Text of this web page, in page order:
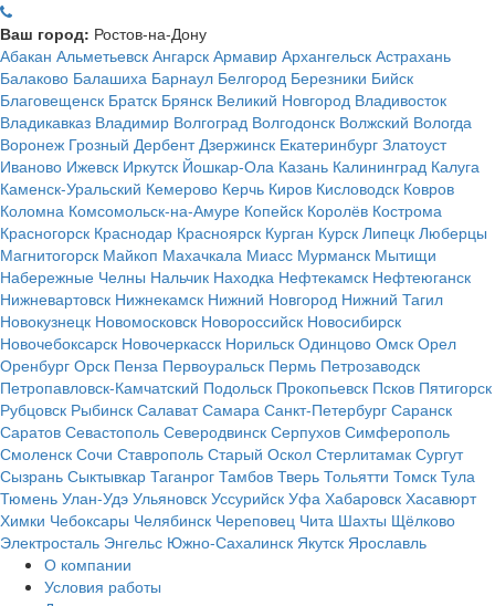
Ваш город: Ростов-на-Дону
Абакан Альметьевск Ангарск Армавир Архангельск Астрахань
Балаково Балашиха Барнаул Белгород Березники Бийск
Благовещенск Братск Брянск Великий Новгород Владивосток
Владикавказ Владимир Волгоград Волгодонск Волжский Вологда
Воронеж Грозный Дербент Дзержинск Екатеринбург Златоуст
Иваново Ижевск Иркутск Йошкар-Ола Казань Калининград Калуга
Каменск-Уральский Кемерово Керчь Киров Кисловодск Ковров
Коломна Комсомольск-на-Амуре Копейск Королёв Кострома
Красногорск Краснодар Красноярск Курган Курск Липецк Люберцы
Магнитогорск Майкоп Махачкала Миасс Мурманск Мытищи
Набережные Челны Нальчик Находка Нефтекамск Нефтеюганск
Нижневартовск Нижнекамск Нижний Новгород Нижний Тагил
Новокузнецк Новомосковск Новороссийск Новосибирск
Новочебоксарск Новочеркасск Норильск Одинцово Омск Орел
Оренбург Орск Пенза Первоуральск Пермь Петрозаводск
Петропавловск-Камчатский Подольск Прокопьевск Псков Пятигорск
Рубцовск Рыбинск Салават Самара Санкт-Петербург Саранск
Саратов Севастополь Северодвинск Серпухов Симферополь
Смоленск Сочи Ставрополь Старый Оскол Стерлитамак Сургут
Сызрань Сыктывкар Таганрог Тамбов Тверь Тольятти Томск Тула
Тюмень Улан-Удэ Ульяновск Уссурийск Уфа Хабаровск Хасавюрт
Химки Чебоксары Челябинск Череповец Чита Шахты Щёлково
Электросталь Энгельс Южно-Сахалинск Якутск Ярославль
О компании
Условия работы